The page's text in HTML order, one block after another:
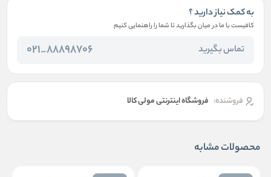
به کمک نیاز دارید ؟
کافیست با ما در میان بگذارید تا شما را راهنمایی کنیم
تماس بگیرید 88898706_021
فروشنده: فروشگاه اینترنتی مولی کالا
محصولات مشابه